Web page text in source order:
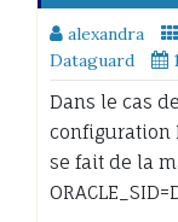
alexandra
Dataguard
Dans le cas
configuration
se fait de la